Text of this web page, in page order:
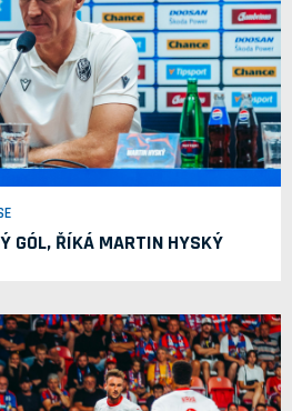
GÓL, ŘÍKÁ MARTIN HYSKÝ